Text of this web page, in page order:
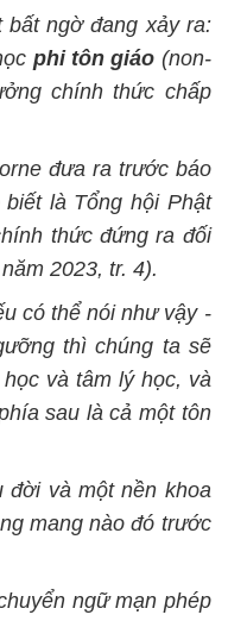
bất ngờ đang xảy ra:
phi tôn giáo (non-
chính thức chấp
đưa ra trước báo
là Tổng hội Phật
thức đứng ra đối
2023, tr. 4).
có thể nói như vậy -
thì chúng ta sẽ
và tâm lý học, và
sau là cả một tôn
đời và mộtnền khoa
mang nào đó trước
ngữ mạn phép